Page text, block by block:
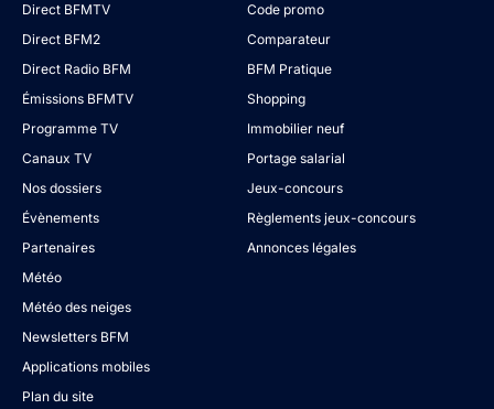
Direct BFMTV
Direct BFM2
Direct Radio BFM
Émissions BFMTV
Programme TV
Canaux TV
Nos dossiers
Évènements
Partenaires
Météo
Météo des neiges
Newsletters BFM
Applications mobiles
Plan du site
Code promo
Comparateur
BFM Pratique
Shopping
Immobilier neuf
Portage salarial
Jeux-concours
Règlements jeux-concours
Annonces légales